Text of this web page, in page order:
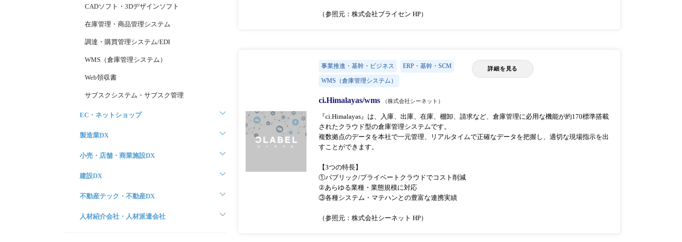
CADソフト・3Dデザインソフト
在庫管理・商品管理システム
調達・購買管理システム/EDI
WMS（倉庫管理システム）
Web領収書
サブスクシステム・サブスク管理
EC・ネットショップ
製造業DX
小売・店舗・商業施設DX
建設DX
不動産テック・不動産DX
人材紹介会社・人材派遣会社
（参照元：株式会社ブライセン HP）
事業推進・基幹・ビジネス ERP・基幹・SCM
WMS（倉庫管理システム）
詳細を見る
ci.Himalayas/wms （株式会社シーネット）
『ci.Himalayas』は、入庫、出庫、在庫、棚卸、請求など、倉庫管理に必用な機能が約170標準搭載
されたクラウド型の倉庫管理システムです。
複数拠点のデータを本社で一元管理、リアルタイムで正確なデータを把握し、適切な現場指示を出
すことができます。
【3つの特長】
①パブリック/プライベートクラウドでコスト削減
②あらゆる業種・業態規模に対応
③各種システム・マテハンとの豊富な連携実績
（参照元：株式会社シーネット HP）